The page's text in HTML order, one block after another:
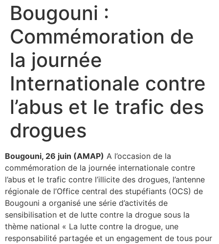
Bougouni :
Commémoration de
la journée
Internationale contre
l’abus et le trafic des
drogues
Bougouni, 26 juin (AMAP) A l’occasion de la
commémoration de la journée internationale contre
l’abus et le trafic contre l’illicite des drogues, l’antenne
régionale de l’Office central des stupéfiants (OCS) de
Bougouni a organisé une série d’activités de
sensibilisation et de lutte contre la drogue sous la
thème national « La lutte contre la drogue, une
responsabilité partagée et un engagement de tous pour